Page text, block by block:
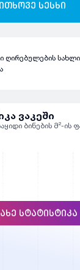
სესხი
ღირებულების
ვაკეში
ბინების მ²-ის
ᲡᲢᲐᲢᲘᲡᲢᲘᲙᲐ